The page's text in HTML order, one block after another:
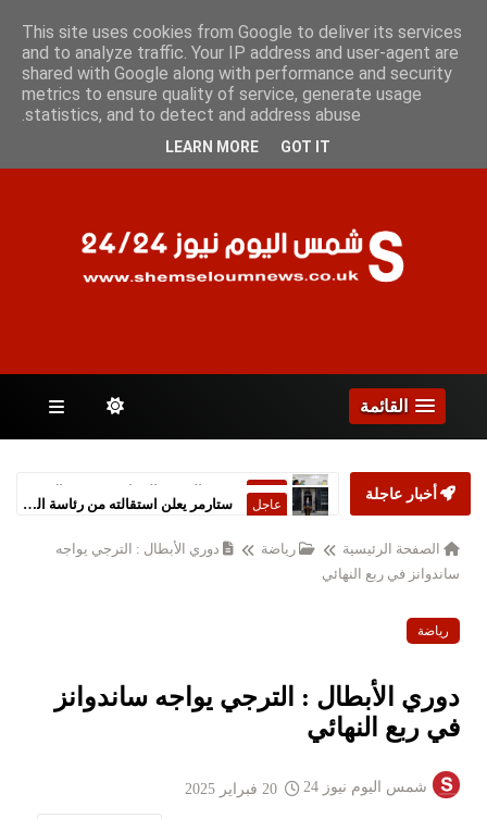
الصفحات
القائمة
أخبار عاجلة عاجل
الصفحة الرئيسية رياضة
دوري الأبطال : الترجي يواجه
ساندوانز في ربع النهائي
رياضة
دوري الأبطال : الترجي يواجه ساندوانز
في ربع النهائي
شمس اليوم نيوز 24
This site uses cookies from Google to deliver its services
and to analyze traffic. Your IP address and user-agent are
shared with Google along with performance and security
metrics to ensure quality of service, generate usage
statistics, and to detect and address abuse.
LEARN MORE GOT IT